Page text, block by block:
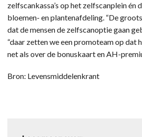
zelfscankassa’s op het zelfscanplein én
bloemen- en plantenafdeling. “De
dat de mensen de zelfscanoptie gaan
“daar zetten we een promoteam op dat
net als over de bonuskaart en AH-
Bron: Levensmiddelenkrant